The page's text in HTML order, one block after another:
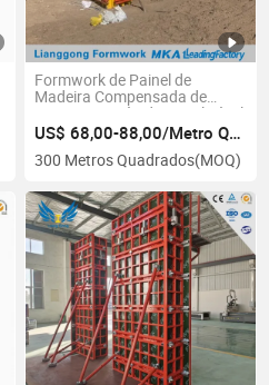
Formwork de Painel de
Madeira Compensada de
Montagem Rápida Reutilizável
Lianggong H20 para Despejo
de Concreto e Construção de
Edifícios
US$ 68,00-88,00/Metro Quadrado
300 Metros Quadrados(MOQ)